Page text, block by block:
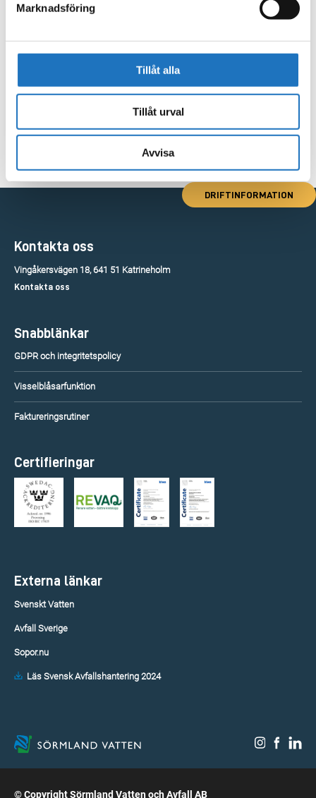
Marknadsföring
Tillåt alla
Tillåt urval
Avvisa
DRIFTINFORMATION
Kontakta oss
Vingåkersvägen 18, 641 51 Katrineholm
Kontakta oss
Snabblänkar
GDPR och integritetspolicy
Visselblåsarfunktion
Faktureringsrutiner
Certifieringar
Externa länkar
Svenskt Vatten
Avfall Sverige
Sopor.nu
Läs Svensk Avfallshantering 2024
© Copyright Sörmland Vatten och Avfall AB